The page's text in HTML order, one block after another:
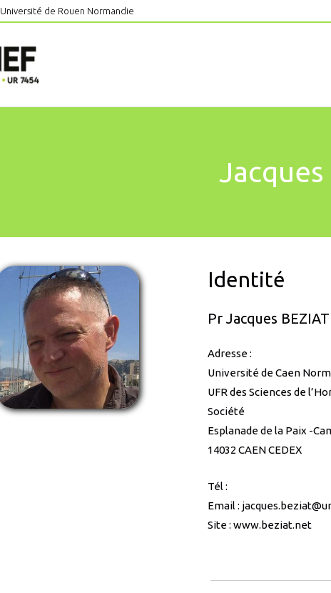
Université de Rouen Normandie
Jacques
Identité
Pr Jacques BEZIAT
Adresse :
Université de Caen
UFR des Sciences de
Société
Esplanade de la Paix -
14032 CAEN CEDEX
Tél :
Email :
Site :www.beziat.net